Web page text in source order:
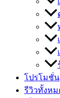
โปรโมชั่น
รีวิวทั้งหม